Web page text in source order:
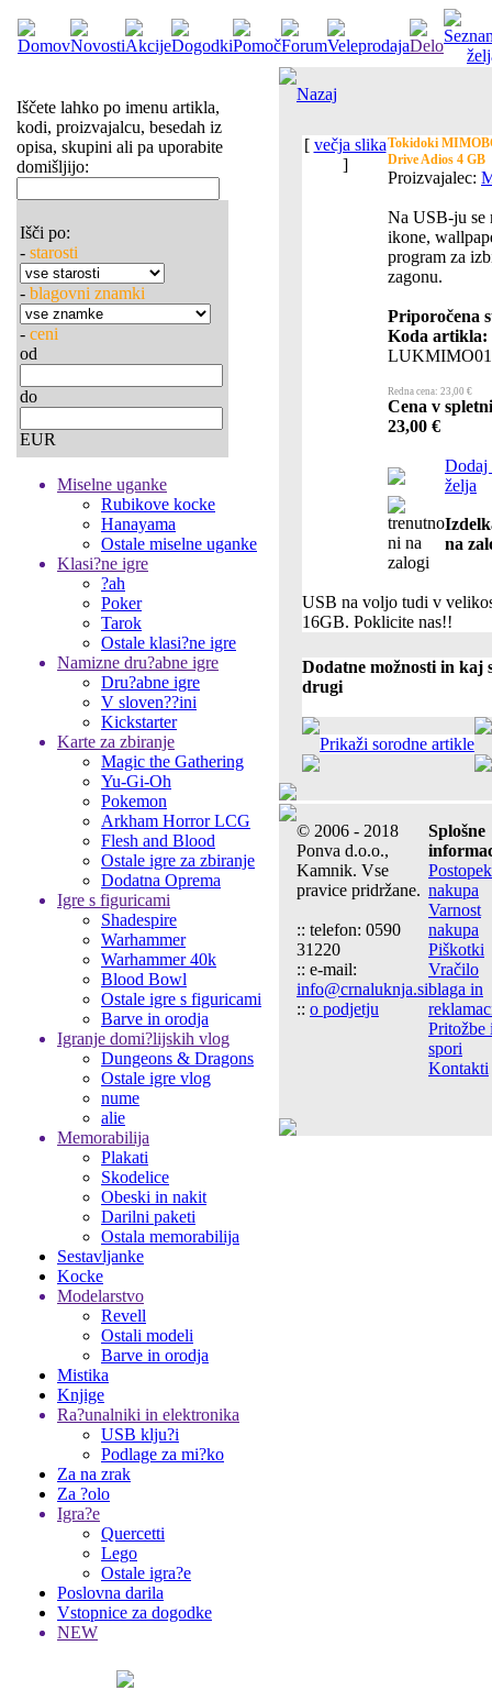
Iščete lahko po imenu artikla,
kodi, proizvajalcu, besedah iz
opisa, skupini ali pa uporabite
domišljijo:
Išči po:
- starosti
- blagovni znamki
- ceni
od
do
EUR
Miselne uganke
Rubikove kocke
Hanayama
Ostale miselne uganke
Klasi?ne igre
?ah
Poker
Tarok
Ostale klasi?ne igre
Namizne dru?abne igre
Dru?abne igre
V sloven??ini
Kickstarter
Karte za zbiranje
Magic the Gathering
Yu-Gi-Oh
Pokemon
Arkham Horror LCG
Flesh and Blood
Ostale igre za zbiranje
Dodatna Oprema
Igre s figuricami
Shadespire
Warhammer
Warhammer 40k
Blood Bowl
Ostale igre s figuricami
Barve in orodja
Igranje domi?lijskih vlog
Dungeons & Dragons
Ostale igre vlog
nume
alie
Memorabilija
Plakati
Skodelice
Obeski in nakit
Darilni paketi
Ostala memorabilija
Sestavljanke
Kocke
Modelarstvo
Revell
Ostali modeli
Barve in orodja
Mistika
Knjige
Ra?unalniki in elektronika
USB klju?i
Podlage za mi?ko
Za na zrak
Za ?olo
Igra?e
Quercetti
Lego
Ostale igra?e
Poslovna darila
Vstopnice za dogodke
NEW
Nazaj
[ večja slika
]
Tokidoki
Drive Adios 4 GB
Proizvajalec:
Na USB-ju se
ikone,
program za
zagonu.
Priporočena
Koda artikla:
Redna cena: 23,00 €
Cena v
23,00 €
Dodaj
želja
na
USB na voljo tudi v
16GB. Poklicite nas!!
Dodatne možnosti in kaj
drugi
Prikaži sorodne artikle
© 2006 - 2018
Ponva d.o.o.,
Kamnik. Vse
pravice pridržane.
:: telefon: 0590
31220
:: e-mail:
info@crnaluknja.si
:: o podjetju
Splošne
Postopek
nakupa
Varnost
nakupa
Piškotki
Vračilo
blaga in
Pritožbe
spori
Kontakti